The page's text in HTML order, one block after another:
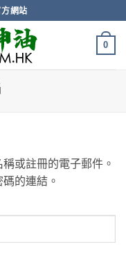
網站
0
或註冊的電子郵件。
的連結。